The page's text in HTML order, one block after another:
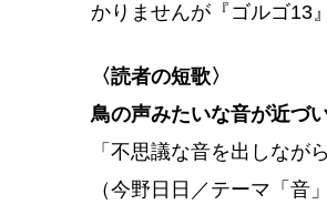
かりませんが『ゴルゴ13
〈読者の短歌〉
鳥の声みたいな音が近づ
「不思議な音を出しなが
（今野日日／テーマ「音」